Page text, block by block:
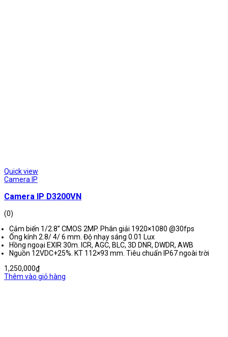
Quick view
Camera IP
Camera IP D3200VN
(0)
Cảm biến 1/2.8” CMOS 2MP. Phân giải 1920×1080 @30fps
Ống kính 2.8/ 4/ 6 mm. Độ nhạy sáng 0.01 Lux
Hồng ngoại EXIR 30m. ICR, AGC, BLC, 3D DNR, DWDR, AWB
Nguồn 12VDC+25%. KT 112×93 mm. Tiêu chuẩn IP67 ngoài trời
1,250,000₫
Thêm vào giỏ hàng